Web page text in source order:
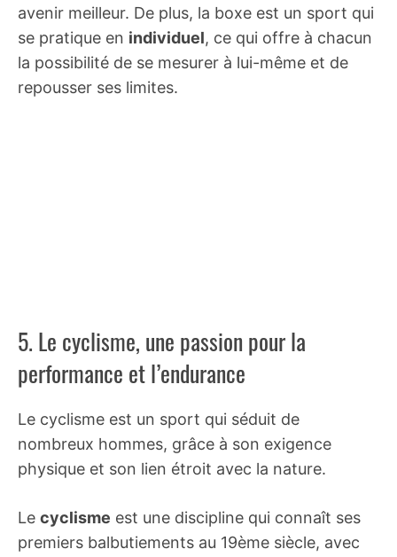
avenir meilleur. De plus, la boxe est un sport qui
se pratique en individuel, ce qui offre à chacun
la possibilité de se mesurer à lui-même et de
repousser ses limites.
5. Le cyclisme, une passion pour la
performance et l’endurance
Le cyclisme est un sport qui séduit de
nombreux hommes, grâce à son exigence
physique et son lien étroit avec la nature.
Le cyclisme est une discipline qui connaît ses
premiers balbutiements au 19ème siècle, avec